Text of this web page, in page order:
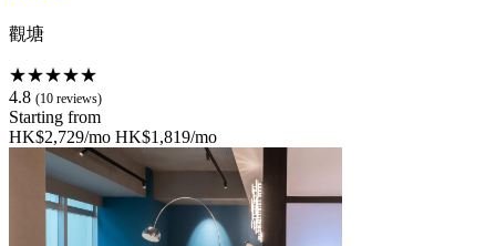
觀塘
★★★★★
4.8 (10 reviews)
Starting from
HK$2,729/mo HK$1,819/mo